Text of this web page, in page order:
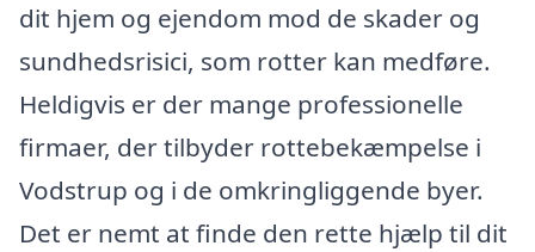
dit hjem og ejendom mod de skader og
sundhedsrisici, som rotter kan medføre.
Heldigvis er der mange professionelle
firmaer, der tilbyder rottebekæmpelse i
Vodstrup og i de omkringliggende byer.
Det er nemt at finde den rette hjælp til dit